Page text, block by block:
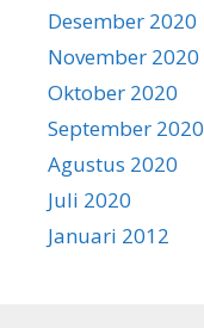
Desember 2020
November 2020
Oktober 2020
September 2020
Agustus 2020
Juli 2020
Januari 2012